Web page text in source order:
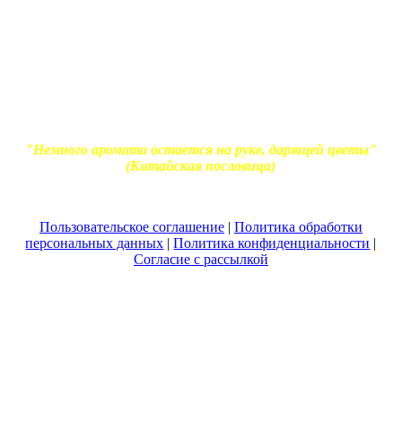
"Немного аромата остается на руке, дарящей цветы"
(Китайская пословица)
Пользовательское соглашение | Политика обработки
персональных данных |Политика конфиденциальности |
Согласие с рассылкой